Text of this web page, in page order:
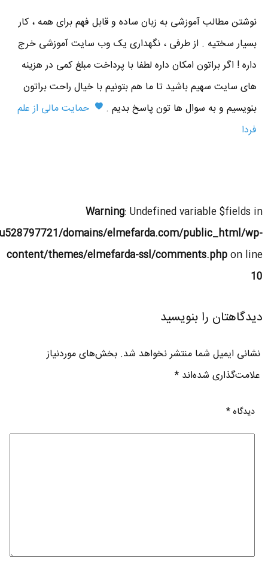
نوشتن مطالب آموزشی به زبان ساده و قابل فهم برای همه ، کار
بسیار سختیه . از طرفی ، نگهداری یک وب سایت آموزشی خرج
داره ! اگر براتون امکان داره لطفا با پرداخت مبلغ کمی در هزینه
های سایت سهیم باشید تا ما هم بتونیم با خیال راحت براتون
بنویسیم و به سوال ها تون پاسخ بدیم .
حمایت مالی از علم
فردا
Warning: Undefined variable $fields in
domains/elmefarda.com/public_html/wp-
content/themes/elmefarda-ssl/comments.phpon line
10
دیدگاهتان را بنویسید
نشانی ایمیل شما منتشر نخواهد شد. بخش‌های موردنیاز
علامت‌گذاری شده‌اند*
دیدگاه*